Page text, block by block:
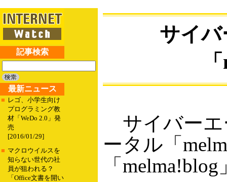
記事検索
最新ニュース
■ レゴ、小学生向け
プログラミング教
材「WeDo 2.0」発
売
[2016/01/29]
■ マクロウイルスを
知らない世代の社
員が狙われる？
「Office文書を開い
サイ
サイバーエ
ータル「
「